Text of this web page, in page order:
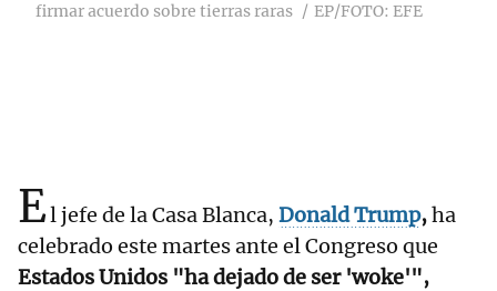
firmar acuerdo sobre tierras raras
EP/FOTO: EFE
El jefe de la Casa Blanca, Donald Trump,ha
celebrado este martes ante el Congreso que
Estados Unidos "ha dejado de ser 'woke'",